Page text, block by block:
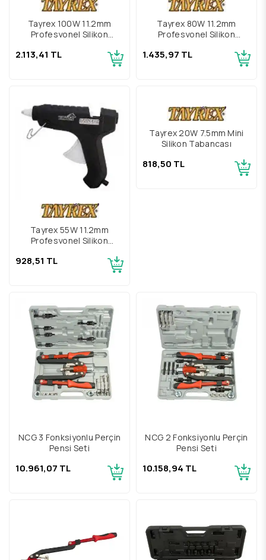
Tayrex 100W 11.2mm
Profesyonel Silikon
2.113,41 TL
Tayrex 80W 11.2mm
Profesyonel Silikon
1.435,97 TL
Tayrex 55W 11.2mm
Profesyonel Silikon
928,51 TL
NCG 3 Fonksiyonlu Perçin
Pensi Seti
10.961,07 TL
NCG 2 Fonksiyonlu Perçin
Pensi Seti
10.158,94 TL